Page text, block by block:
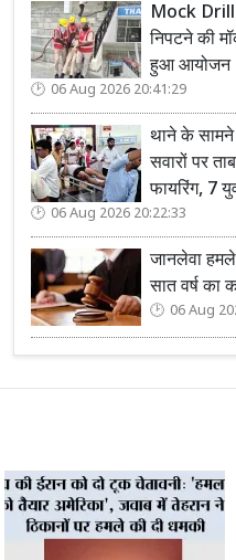
Mock
निपटने की
हुआ आयोजन
06 Aug 2026 20:41:29
थाने के सामने
सवारों पर
फायरिंग, 7
06 Aug 2026 20:22:33
जानलेवा
सात वर्ष का
06 Aug